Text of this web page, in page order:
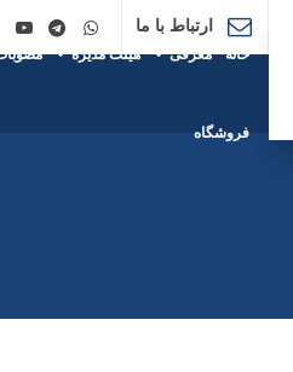
ارتباط با ما
خانه معرفی هیئت مدیره
فروشگاه